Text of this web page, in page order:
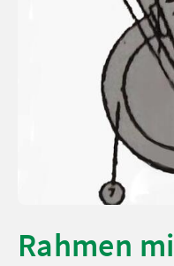
Rahmen